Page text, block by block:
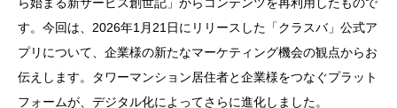
す。今回は、2026年1月21日にリリースした「クラスバ」公式ア
プリについて、企業様の新たなマーケティング機会の観点からお
伝えします。タワーマンション居住者と企業様をつなぐプラット
フォームが、デジタル化によってさらに進化しました。